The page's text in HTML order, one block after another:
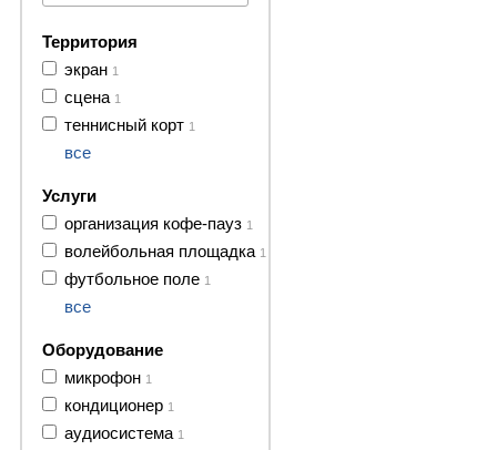
Территория
экран 1
сцена 1
теннисный корт 1
все
Услуги
организация кофе-пауз 1
волейбольная площадка 1
футбольное поле 1
все
Оборудование
микрофон 1
кондиционер 1
аудиосистема 1